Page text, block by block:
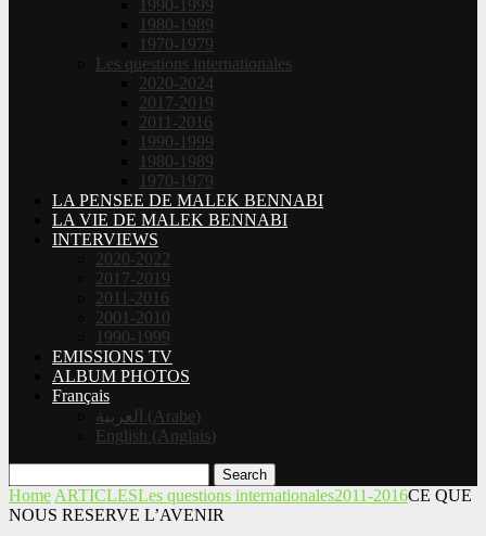
1990-1999
1980-1989
1970-1979
Les questions internationales
2020-2024
2017-2019
2011-2016
1990-1999
1980-1989
1970-1979
LA PENSEE DE MALEK BENNABI
LA VIE DE MALEK BENNABI
INTERVIEWS
2020-2022
2017-2019
2011-2016
2001-2010
1990-1999
EMISSIONS TV
ALBUM PHOTOS
Français
العربية
( Arabe )
English ( Anglais )
Search
Home ARTICLESLes questions internationales2011-2016CE QUE
NOUS RESERVE L’AVENIR